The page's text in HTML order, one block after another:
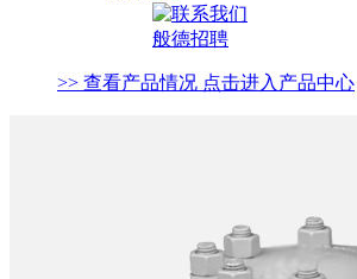
般德招聘
>> 查看产品情况 点击进入产品中心